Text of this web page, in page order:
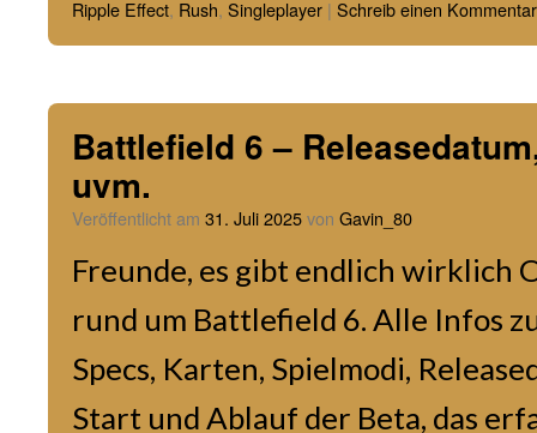
Ripple Effect, Rush, Singleplayer | Schreib einen Kommentar
Battlefield 6 –
uvm.
Veröffentlicht am 31. Juli 2025von Gavin_80
Freunde, es gibt endlich wirklich
rund um Battlefield 6. Alle Infos
Specs, Karten, Spielmodi,
Start und Ablauf der Beta, das